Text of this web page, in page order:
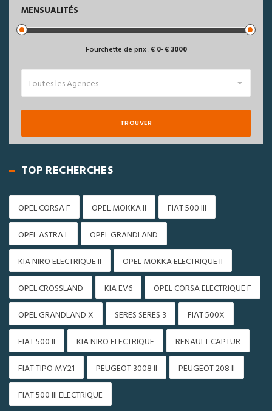
MENSUALITÉS
Fourchette de prix : 0- 3000
Toutes les Agences
TROUVER
TOP RECHERCHES
OPEL CORSA F OPEL MOKKA II
FIAT 500 III
OPEL ASTRA L
OPEL GRANDLAND
KIA NIRO ELECTRIQUE II
OPEL MOKKA ELECTRIQUE II
OPEL CROSSLAND
KIA EV6
OPEL CORSA ELECTRIQUE F
OPEL GRANDLAND X
SERES SERES 3
FIAT 500X
FIAT 500 II
KIA NIRO ELECTRIQUE
RENAULT CAPTUR
FIAT TIPO MY21
PEUGEOT 3008 II
PEUGEOT 208 II
FIAT 500 III ELECTRIQUE